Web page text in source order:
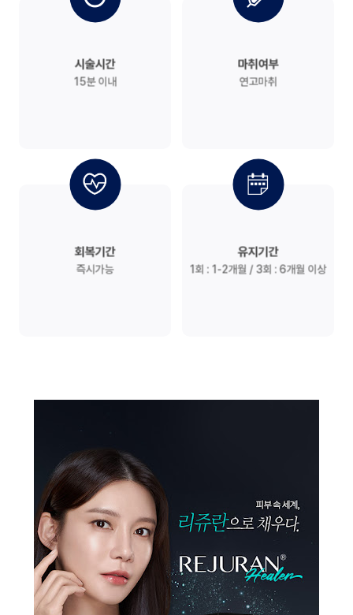
시술시간
15분 이내
마취여부
연고마취
회복기간
즉시가능
유지기간
1회 : 1-2개월 / 3회 : 6개월 이상